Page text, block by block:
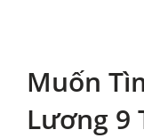
Muốn
Lương 9